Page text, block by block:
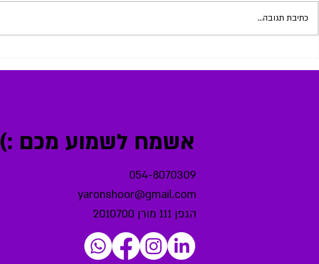
את עצמך באמת
את עצמך באמת
כתיבת תגובה...
אשמח לשמוע מכם :)
054-8070309
yaronshoor@gmail.com
הגפן 111 מורן 2010700